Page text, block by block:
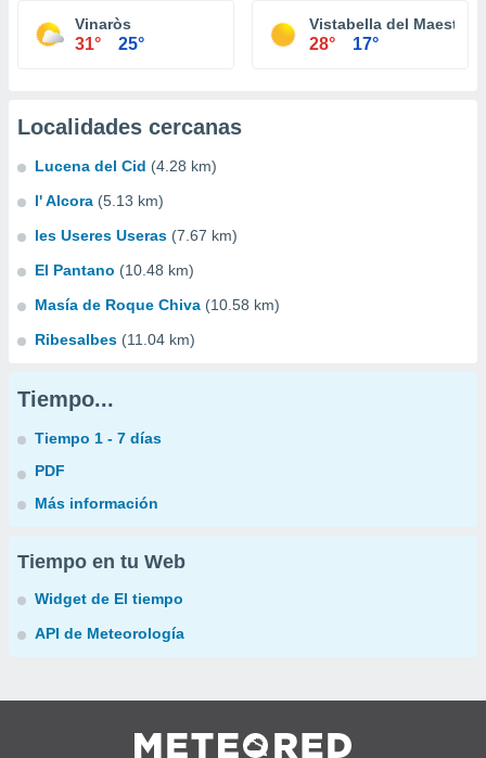
Vinaròs
31° 25°
Vistabella del
28° 17°
Localidades cercanas
Lucena del Cid (4.28 km)
l' Alcora (5.13 km)
les Useres Useras (7.67 km)
El Pantano (10.48 km)
Masía de Roque Chiva (10.58 km)
Ribesalbes (11.04 km)
Tiempo...
Tiempo 1 - 7 días
PDF
Más información
Tiempo en tu Web
Widget de El tiempo
API de Meteorología